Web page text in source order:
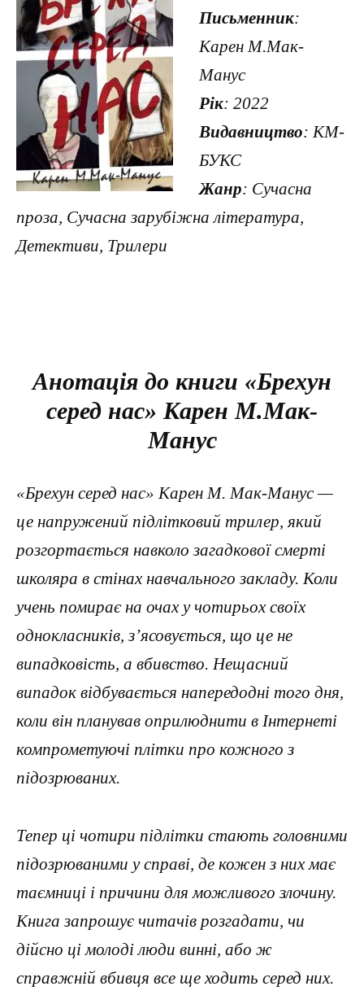
Письменник:
Карен М.Мак-
Манус
Рік: 2022
Видавництво: КМ-
БУКС
Жанр: Сучасна
проза, Сучасна зарубіжна література,
Детективи, Трилери
Анотація до книги «Брехун
серед нас» Карен М.Мак-
Манус
«Брехун серед нас» Карен М. Мак-Манус —
це напружений підлітковий трилер, який
розгортається навколо загадкової смерті
школяра в стінах навчального закладу. Коли
учень помирає на очах у чотирьох своїх
однокласників, з’ясовується, що це не
випадковість, а вбивство. Нещасний
випадок відбувається напередодні того дня,
коли він планував оприлюднити в Інтернеті
компрометуючі плітки про кожного з
підозрюваних.
Тепер ці чотири підлітки стають головними
підозрюваними у справі, де кожен з них має
таємниці і причини для можливого злочину.
Книга запрошує читачів розгадати, чи
дійсно ці молоді люди винні, або ж
справжній вбивця все ще ходить серед них.